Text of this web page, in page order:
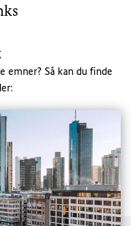
emner? Så kan du finde